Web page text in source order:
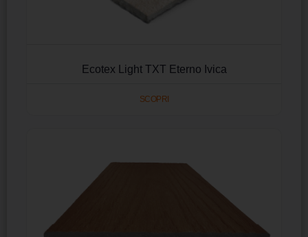
Ecotex Light TXT Eterno Ivica
SCOPRI